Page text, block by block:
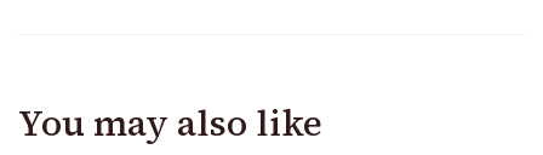
You may also like